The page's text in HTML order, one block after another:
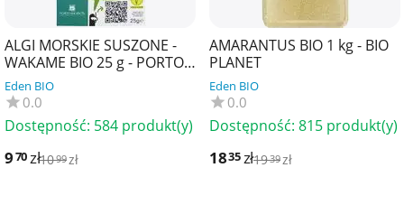
ALGI MORSKIE SUSZONE -
WAKAME BIO 25 g - PORTO
MUINOS
Eden BIO
0.0
Dostępność: 584 produkt(y)
970zł1099zł
AMARANTUS BIO 1 kg - BIO
PLANET
Eden BIO
0.0
Dostępność: 815 produkt(y)
1835zł1939zł